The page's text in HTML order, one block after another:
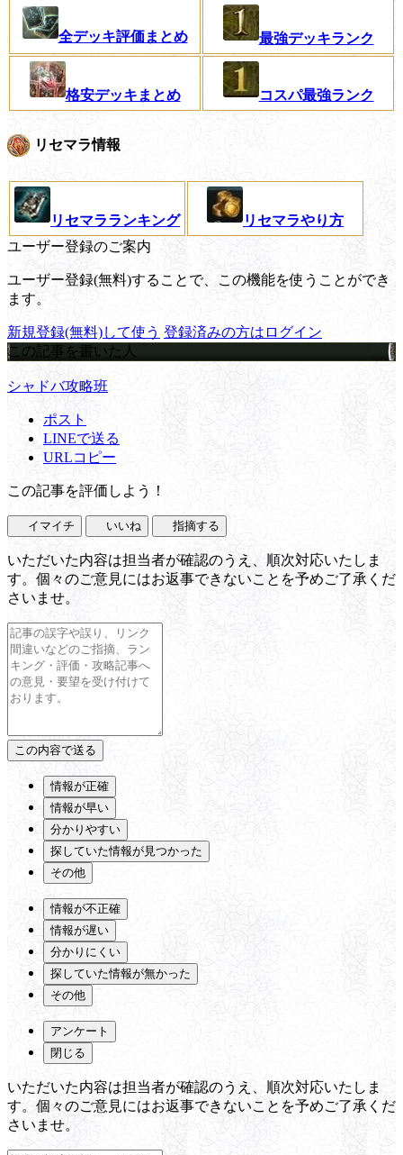
全デッキ評価まとめ 最強デッキランク
格安デッキまとめ コスパ最強ランク
リセマラ情報
リセマラランキング
リセマラやり方
ユーザー登録のご案内
ユーザー登録(無料)することで、この機能を使うことができ
ます。
新規登録(無料)して使う 登録済みの方はログイン
この記事を書いた人
シャドバ攻略班
ポスト
LINEで送る
URLコピー
この記事を評価しよう！
イマイチ いいね 指摘する
いただいた内容は担当者が確認のうえ、順次対応いたしま
す。個々のご意見にはお返事できないことを予めご了承くだ
さいませ。
情報が正確
情報が早い
分かりやすい
探していた情報が見つかった
その他
情報が不正確
情報が遅い
分かりにくい
探していた情報が無かった
その他
アンケート
閉じる
いただいた内容は担当者が確認のうえ、順次対応いたしま
す。個々のご意見にはお返事できないことを予めご了承くだ
さいませ。